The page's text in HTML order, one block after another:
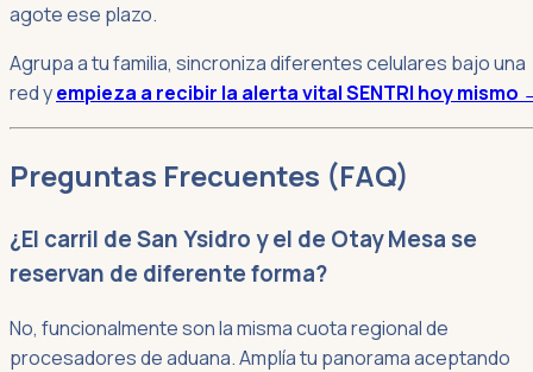
agote ese plazo.
Agrupa a tu familia, sincroniza diferentes celulares bajo una
red yempieza a recibir la alerta vital SENTRI hoy mismo
Preguntas Frecuentes (FAQ)
¿El carril de San Ysidro y el de Otay Mesa se
reservan de diferente forma?
No, funcionalmente son la misma cuota regional de
procesadores de aduana. Amplía tu panorama aceptando